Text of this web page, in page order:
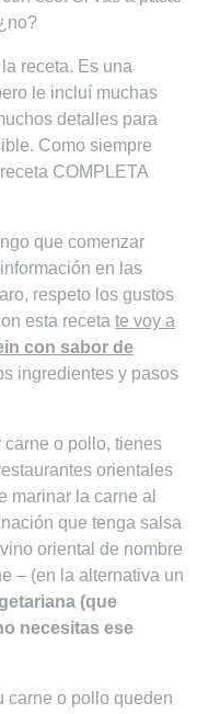
receta. Es una
le incluí muchas
detalles para
Como siempre
COMPLETA
que comenzar
en las
respeto los gustos
esta receta te voy a
con sabor de
ingredientes y pasos
carne o pollo, tienes
orientales
marinar la carne al
que tenga salsa
oriental de nombre
– (en la alternativa un
(que
necesitas ese
carne o pollo queden